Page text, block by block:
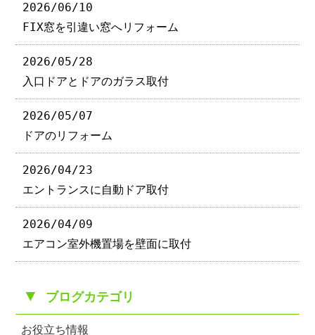
2026/06/10
FIX窓を引違い窓へリフォーム
2026/05/28
入口ドアとドアのガラス取付
2026/05/07
ドアのリフォーム
2026/04/23
エントランスに自動ドア取付
2026/04/09
エアコン室外機置場を壁面に取付
▼ ブログカテゴリ
お役立ち情報